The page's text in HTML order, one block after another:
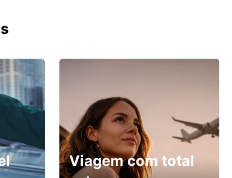
Viagem com total